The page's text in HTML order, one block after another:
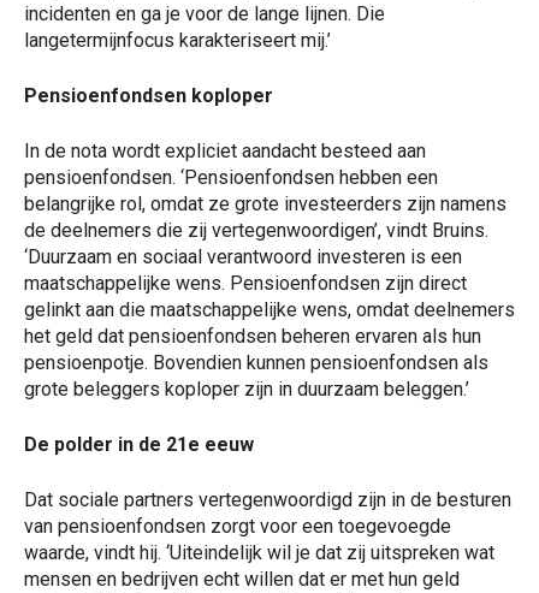
incidenten en ga je voor de lange lijnen. Die
langetermijnfocus karakteriseert mij.’
Pensioenfondsen koploper
In de nota wordt expliciet aandacht besteed aan
pensioenfondsen. ‘Pensioenfondsen hebben een
belangrijke rol, omdat ze grote investeerders zijn namens
de deelnemers die zij vertegenwoordigen’, vindt Bruins.
‘Duurzaam en sociaal verantwoord investeren is een
maatschappelijke wens. Pensioenfondsen zijn direct
gelinkt aan die maatschappelijke wens, omdat deelnemers
het geld dat pensioenfondsen beheren ervaren als hun
pensioenpotje. Bovendien kunnen pensioenfondsen als
grote beleggers koploper zijn in duurzaam beleggen.’
De polder in de 21e eeuw
Dat sociale partners vertegenwoordigd zijn in de besturen
van pensioenfondsen zorgt voor een toegevoegde
waarde, vindt hij. ‘Uiteindelijk wil je dat zij uitspreken wat
mensen en bedrijven echt willen dat er met hun geld